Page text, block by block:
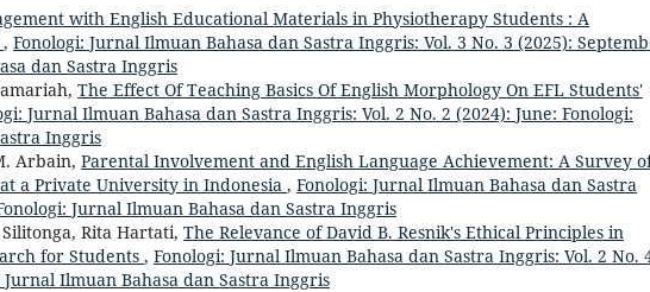
with English Educational Materials in Physiotherapy Students : A
, Fonologi: Jurnal Ilmuan Bahasa dan Sastra Inggris: Vol. 3 No. 3 (2025):
dan Sastra Inggris
The Effect Of Teaching Basics Of English Morphology On EFL Students'
Jurnal Ilmuan Bahasa dan Sastra Inggris: Vol. 2 No. 2 (2024): June: Fonologi:
Inggris
Arbain, Parental Involvement and English Language Achievement: A Survey
a Private University in Indonesia , Fonologi: Jurnal Ilmuan Bahasa dan Sastra
Jurnal Ilmuan Bahasa dan Sastra Inggris
Rita Hartati, The Relevance of David B. Resnik's Ethical Principles in
for Students , Fonologi: Jurnal Ilmuan Bahasa dan Sastra Inggris: Vol. 2 No.
Ilmuan Bahasa dan Sastra Inggris